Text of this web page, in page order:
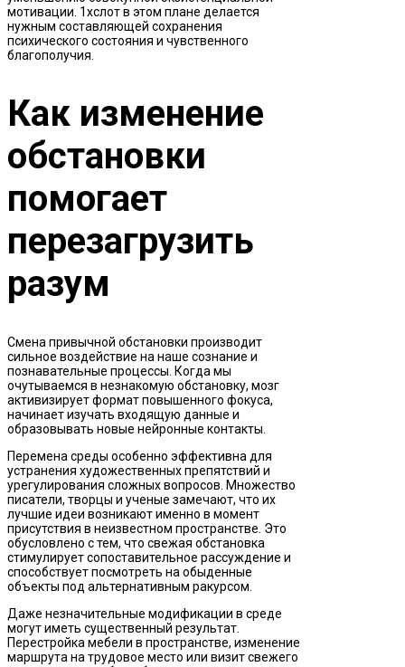
мотивации. 1хслот в этом плане делается
нужным составляющей сохранения
психического состояния и чувственного
благополучия.
Как изменение
обстановки
помогает
перезагрузить
разум
Смена привычной обстановки производит
сильное воздействие на наше сознание и
познавательные процессы. Когда мы
очутываемся в незнакомую обстановку, мозг
активизирует формат повышенного фокуса,
начинает изучать входящую данные и
образовывать новые нейронные контакты.
Перемена среды особенно эффективна для
устранения художественных препятствий и
урегулирования сложных вопросов. Множество
писатели, творцы и ученые замечают, что их
лучшие идеи возникают именно в момент
присутствия в неизвестном пространстве. Это
обусловлено с тем, что свежая обстановка
стимулирует сопоставительное рассуждение и
способствует посмотреть на обыденные
объекты под альтернативным ракурсом.
Даже незначительные модификации в среде
могут иметь существенный результат.
Перестройка мебели в пространстве, изменение
маршрута на трудовое место или визит свежего